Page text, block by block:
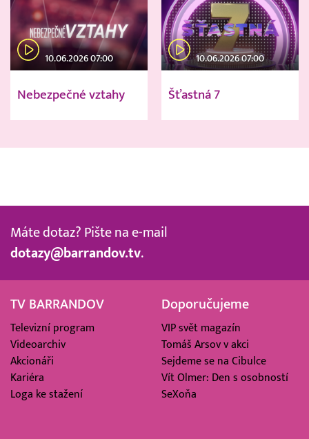
10.06.2026 07:00
Nebezpečné vztahy
10.06.2026 07:00
Šťastná 7
Máte dotaz? Pište na e-mail
dotazy@barrandov.tv.
TV BARRANDOV
Televizní program
Videoarchiv
Akcionáři
Kariéra
Loga ke stažení
Doporučujeme
VIP svět magazín
Tomáš Arsov v akci
Sejdeme se na Cibulce
Vít Olmer: Den s osobností
SeXoňa